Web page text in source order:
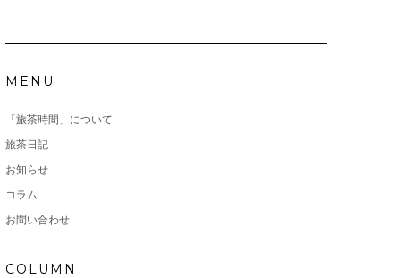
MENU
「旅茶時間」について
旅茶日記
お知らせ
コラム
お問い合わせ
COLUMN